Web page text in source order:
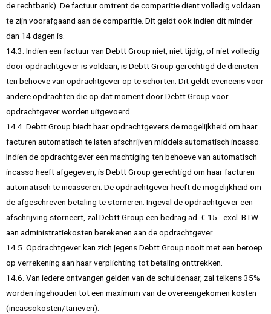
de rechtbank). De factuur omtrent de comparitie dient volledig voldaan
te zijn voorafgaand aan de comparitie. Dit geldt ook indien dit minder
dan 14 dagen is.
14.3. Indien een factuur van Debtt Group niet, niet tijdig, of niet volledig
door opdrachtgever is voldaan, is Debtt Group gerechtigd de diensten
ten behoeve van opdrachtgever op te schorten. Dit geldt eveneens voor
andere opdrachten die op dat moment door Debtt Group voor
opdrachtgever worden uitgevoerd.
14.4. Debtt Group biedt haar opdrachtgevers de mogelijkheid om haar
facturen automatisch te laten afschrijven middels automatisch incasso.
Indien de opdrachtgever een machtiging ten behoeve van automatisch
incasso heeft afgegeven, is Debtt Group gerechtigd om haar facturen
automatisch te incasseren. De opdrachtgever heeft de mogelijkheid om
de afgeschreven betaling te storneren. Ingeval de opdrachtgever een
afschrijving storneert, zal Debtt Group een bedrag ad. € 15.- excl. BTW
aan administratiekosten berekenen aan de opdrachtgever.
14.5. Opdrachtgever kan zich jegens Debtt Group nooit met een beroep
op verrekening aan haar verplichting tot betaling onttrekken.
14.6. Van iedere ontvangen gelden van de schuldenaar, zal telkens 35%
worden ingehouden tot een maximum van de overeengekomen kosten
(incassokosten/tarieven).